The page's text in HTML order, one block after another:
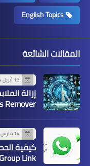
English Topics
المقالات الشائعة
13 أبريل 2024
Remover
14 مارس 2022
كيفية
Link